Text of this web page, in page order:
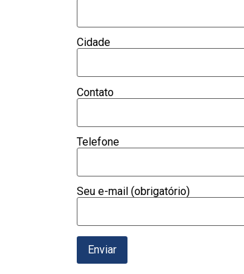
Cidade
Contato
Telefone
Seu e-mail (obrigatório)